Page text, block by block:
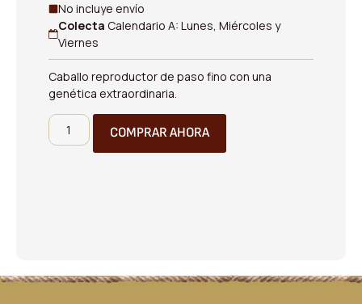
No incluye envío
Colecta Calendario A: Lunes, Miércoles y
Viernes
Caballo reproductor de paso fino con una
genética extraordinaria.
COMPRAR AHORA